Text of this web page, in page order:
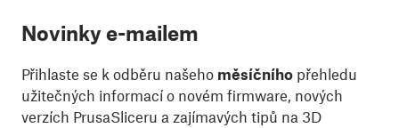
Novinky e-mailem
Přihlaste se k odběru našeho měsíčního přehledu
užitečných informací o novém firmware, nových
verzích PrusaSliceru a zajímavých tipů na 3D